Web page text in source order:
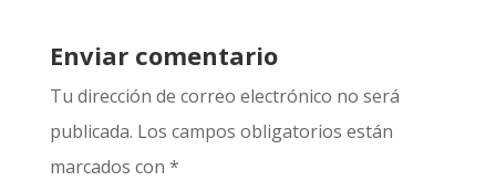
Enviar comentario
Tu dirección de correo electrónico no será
publicada. Los campos obligatorios están
marcados con *